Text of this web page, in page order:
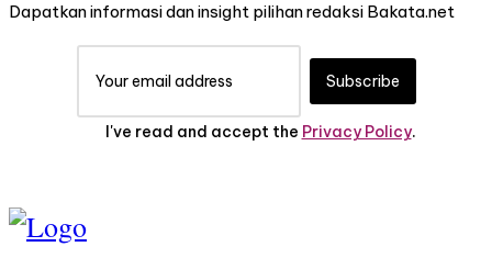
Dapatkan informasi dan insight pilihan redaksi Bakata.net
Subscribe
I've read and accept the Privacy Policy.